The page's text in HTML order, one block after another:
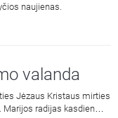
naujienas.
valanda
Jėzaus Kristaus mirties
Marijos radijas kasdien